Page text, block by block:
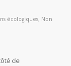
écologiques, Non
de